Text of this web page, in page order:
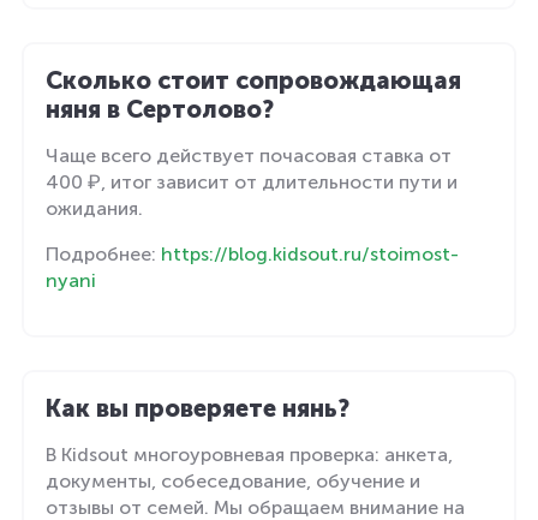
Сколько стоит сопровождающая
няня в Сертолово?
Чаще всего действует почасовая ставка от
400 ₽, итог зависит от длительности пути и
ожидания.
Подробнее: https://blog.kidsout.ru/stoimost-
nyani
Как вы проверяете нянь?
В Kidsout многоуровневая проверка: анкета,
документы, собеседование, обучение и
отзывы от семей. Мы обращаем внимание на